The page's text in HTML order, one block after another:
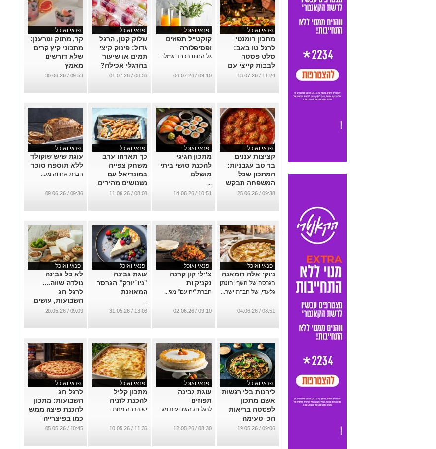
פנאי ואוכל
מתכון רומנטי
לרגל טו באב:
סלט פסטה
לבבות קייצי עם
אפרסקים,
...
11:24 / 13.07.26
פנאי ואוכל
קוקטייל תפוזים
ופסיפלורה
גל החום הכבד שמלו...
09:10 / 06.07.26
פנאי ואוכל
שלוק קטן, הרגל
גדול: פינוק קיצי
תמים או שיעור
בהרגלי אכילה?
...
08:36 / 01.07.26
פנאי ואוכל
קר, מתוק ומרענן:
מתכוני קיץ קרים
שלא דורשים
מאמץ
...
09:53 / 30.06.26
פנאי ואוכל
קציצות עננים
ברוטב עגבניות:
המתכון שכל
המשפחה תבקש
שוב ושוב
09:38 / 25.06.26
פנאי ואוכל
מתכון חגיגי
להכנת סושי ביתי
מושלם
...
10:51 / 14.06.26
פנאי ואוכל
כך תארחו ערב
משחק צפייה
במונדיאל עם
נשנושים מהירים,
טעימים ומלאי
...
08:08 / 11.06.26
פנאי ואוכל
עוגת שיש שוקולד
ללא תוספת סוכר
חברת אחווה מג...
09:36 / 09.06.26
פנאי ואוכל
ניוקי אלה רומאנה
הגרסה של השף יהונתן
גלעדי, של חברת ישר...
08:51 / 04.06.26
פנאי ואוכל
צ'ילי קון קרנה
נקניקיות
חברת "יחיעם" מגי...
09:10 / 02.06.26
פנאי ואוכל
עוגת גבינה
"ניו־יורק" הגרסה
המאוזנת
...
13:03 / 31.05.26
פנאי ואוכל
לא כל גבינה
נולדה שווה....
לרגל חג
השבועות, עושים
סדר בגבינות
09:09 / 20.05.26
פנאי ואוכל
ליהנות בלי רגשות
אשם מתכון
לפסטה בריאות
הכי טעימה
שפגשתם
09:06 / 19.05.26
פנאי ואוכל
עוגת גבינה
תפוזים
לרגל חג השבועות מג...
08:30 / 12.05.26
פנאי ואוכל
מתכון קליל
להכנת לזניה
יש הרבה מנות...
11:36 / 10.05.26
פנאי ואוכל
לרגל חג
השבועות: מתכון
להכנת פיצה ממש
כמו בפיצרייה
השכונתית
שבאיטליה
10:45 / 05.05.26